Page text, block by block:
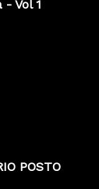
Vol 1
POSTO